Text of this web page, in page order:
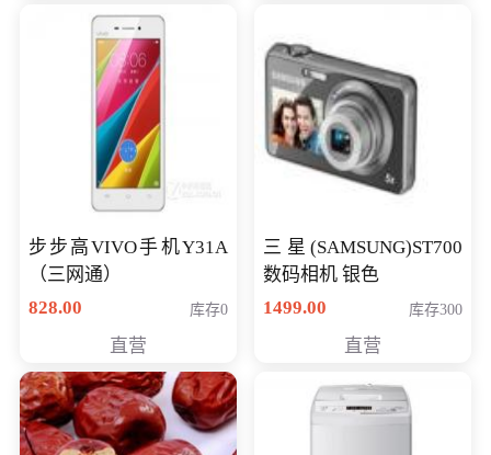
步步高VIVO手机Y31A
（三网通）
828.00
库存0
直营
三星(SAMSUNG)ST700
数码相机 银色
1499.00
库存300
直营